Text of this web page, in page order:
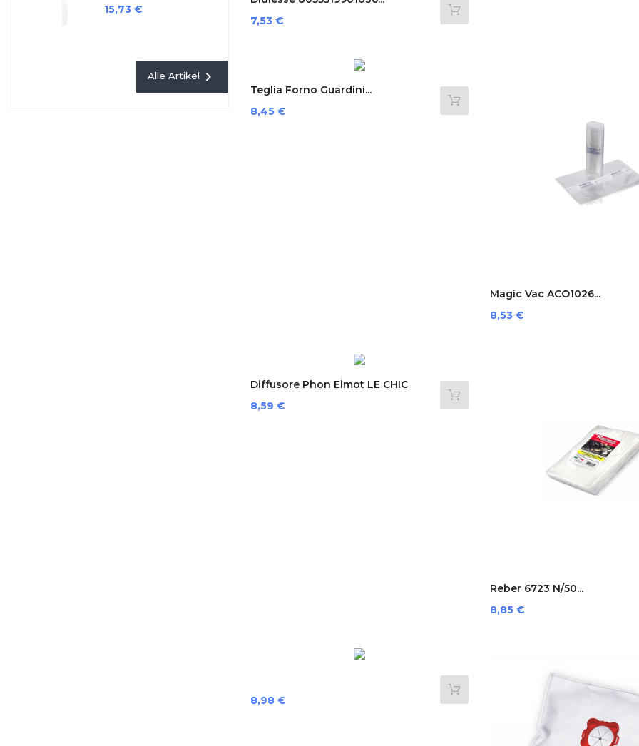
Preis
15,73 €
Alle Artikel 
Preis
7,53 €
Teglia Forno Guardini...
Preis
8,45 €
Magic Vac ACO1026...
Preis
8,53 €
Diffusore Phon Elmot LE CHIC
Preis
8,59 €
Reber 6723 N/50...
Preis
8,85 €
Preis
8,98 €